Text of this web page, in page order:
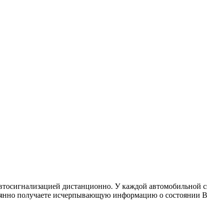
дистанционно. У каждой
получаете исчерпывающую информацию о состоянии